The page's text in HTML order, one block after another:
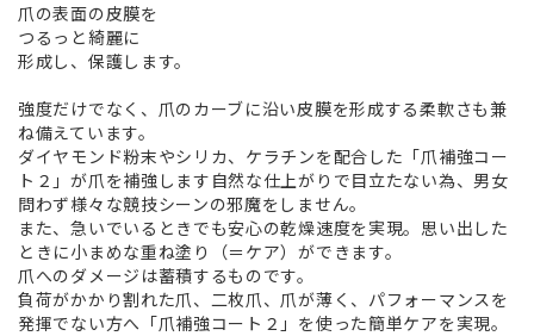
爪の表面の皮膜を
つるっと綺麗に
形成し、保護します。
強度だけでなく、爪のカーブに沿い皮膜を形成する柔軟さも兼
ね備えています。
ダイヤモンド粉末やシリカ、ケラチンを配合した「爪補強コー
ト２」が爪を補強します自然な仕上がりで目立たない為、男女
問わず様々な競技シーンの邪魔をしません。
また、急いでいるときでも安心の乾燥速度を実現。思い出した
ときに小まめな重ね塗り（＝ケア）ができます。
爪へのダメージは蓄積するものです。
負荷がかかり割れた爪、二枚爪、爪が薄く、パフォーマンスを
発揮でない方へ「爪補強コート２」を使った簡単ケアを実現。